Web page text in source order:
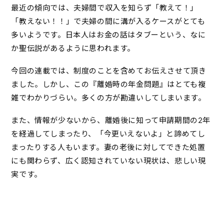
最近の傾向では、夫婦間で収入を知らず「教えて！」
「教えない！！」で夫婦の間に溝が入るケースがとても
多いようです。日本人はお金の話はタブーという、なに
か聖伝説があるように思われます。
今回の連載では、制度のことを含めてお伝えさせて頂き
ました。しかし、この『離婚時の年金問題』はとても複
雑でわかりづらい。多くの方が勘違いしてしまいます。
また、情報が少ないから、離婚後に知って申請期間の2年
を経過してしまったり、「今更いえないよ」と諦めてし
まったりする人もいます。妻の老後に対してできた処置
にも関わらず、広く認知されていない現状は、悲しい現
実です。